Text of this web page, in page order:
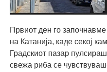
Првиот ден го
на Катанија, каде секој
Градскиот пазар
свежа риба се